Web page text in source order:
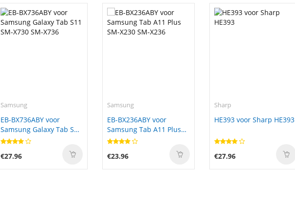
Samsung
EB-BX736ABY voor
Samsung Galaxy Tab S11
SM-X730 SM-X736
€27.96
Samsung
EB-BX236ABY voor
Samsung Tab A11 Plus
SM-X230 SM-X236
€23.96
Sharp
HE393 voor Sharp HE393
€27.96